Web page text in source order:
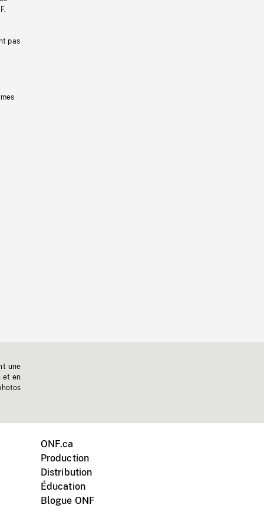
pas
une
et en
ONF.ca
Production
Distribution
Éducation
Blogue ONF